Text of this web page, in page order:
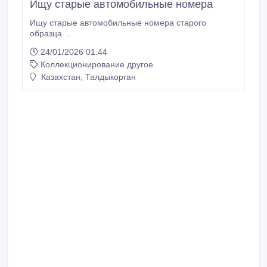
Ищу старые автомобильные номера
Ищу старые автомобильные номера старого
24/01/2026 01:44
Коллекционирование другое
Казахстан, Талдыкорган